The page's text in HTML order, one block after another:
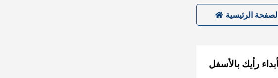
الرئيسية
رأيك بالأسفل